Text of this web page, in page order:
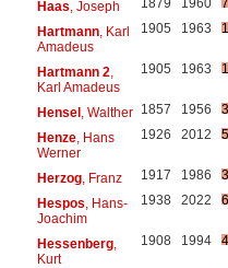
Haas , Joseph 1879 1960
7
Hartmann, Karl
Amadeus
1905 1963
Hartmann 2
Karl Amadeus
1905 1963
Hensel, Walther 1857 1956
3
Henze, Hans
Werner
1926 2012
Herzog, Franz 1917 1986
Hespos , Hans-
Joachim
1938 2022
Hessenberg,
Kurt
1908 1994